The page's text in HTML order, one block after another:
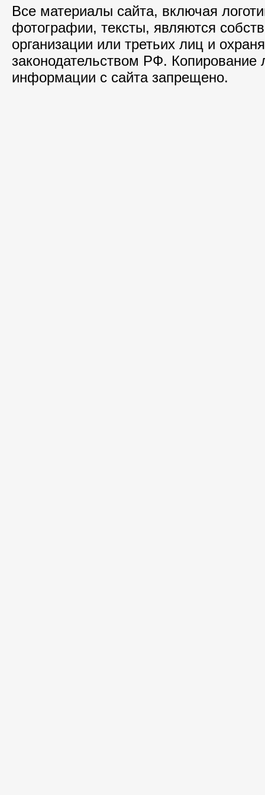
Все материалы сайта, включая
фотографии, тексты, являются
организации или третьих лиц и
законодательством РФ. Копирование
информации с сайта запрещено.